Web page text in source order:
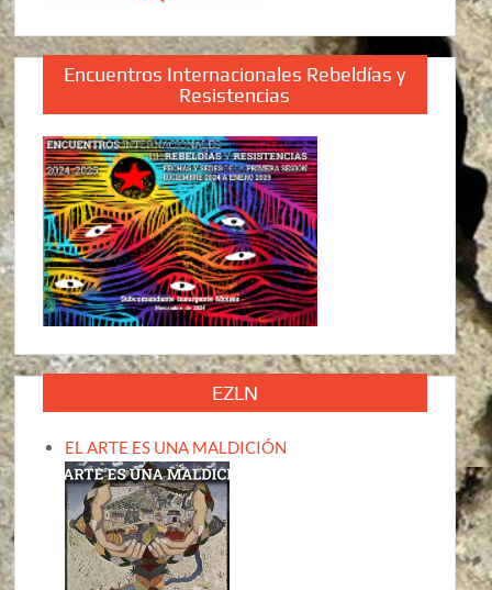
Encuentros Internacionales Rebeldías y
Resistencias
EZLN
EL ARTE ES UNA MALDICIÓN